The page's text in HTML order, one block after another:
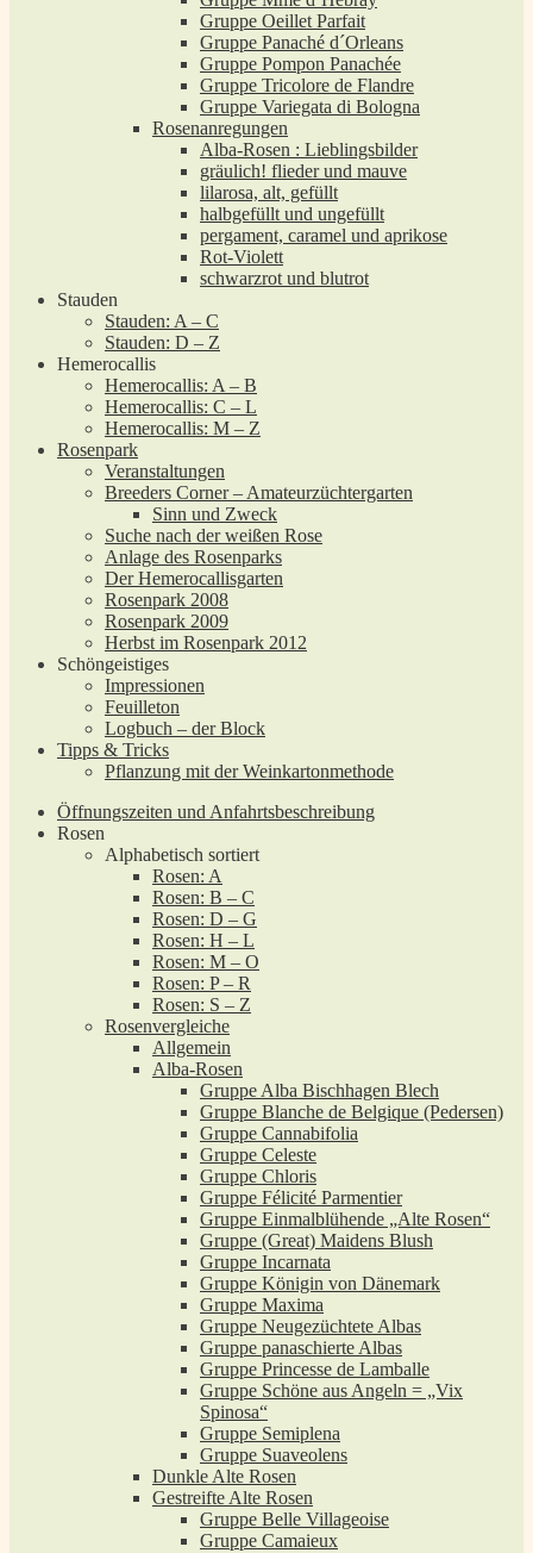
Gruppe Oeillet Parfait
Gruppe Panaché d´Orleans
Gruppe Pompon Panachée
Gruppe Tricolore de Flandre
Gruppe Variegata di Bologna
Rosenanregungen
Alba-Rosen : Lieblingsbilder
gräulich! flieder und mauve
lilarosa, alt, gefüllt
halbgefüllt und ungefüllt
pergament, caramel und aprikose
Rot-Violett
schwarzrot und blutrot
Stauden
Stauden: A – C
Stauden: D – Z
Hemerocallis
Hemerocallis: A – B
Hemerocallis: C – L
Hemerocallis: M – Z
Rosenpark
Veranstaltungen
Breeders Corner – Amateurzüchtergarten
Sinn und Zweck
Suche nach der weißen Rose
Anlage des Rosenparks
Der Hemerocallisgarten
Rosenpark 2008
Rosenpark 2009
Herbst im Rosenpark 2012
Schöngeistiges
Impressionen
Feuilleton
Logbuch – der Block
Tipps & Tricks
Pflanzung mit der Weinkartonmethode
Öffnungszeiten und Anfahrtsbeschreibung
Rosen
Alphabetisch sortiert
Rosen: A
Rosen: B – C
Rosen: D – G
Rosen: H – L
Rosen: M – O
Rosen: P – R
Rosen: S – Z
Rosenvergleiche
Allgemein
Alba-Rosen
Gruppe Alba Bischhagen Blech
Gruppe Blanche de Belgique (Pedersen)
Gruppe Cannabifolia
Gruppe Celeste
Gruppe Chloris
Gruppe Félicité Parmentier
Gruppe Einmalblühende „Alte Rosen“
Gruppe (Great) Maidens Blush
Gruppe Incarnata
Gruppe Königin von Dänemark
Gruppe Maxima
Gruppe Neugezüchtete Albas
Gruppe panaschierte Albas
Gruppe Princesse de Lamballe
Gruppe Schöne aus Angeln = „Vix
Spinosa“
Gruppe Semiplena
Gruppe Suaveolens
Dunkle Alte Rosen
Gestreifte Alte Rosen
Gruppe Belle Villageoise
Gruppe Camaieux